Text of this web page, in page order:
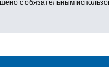
с обязательным